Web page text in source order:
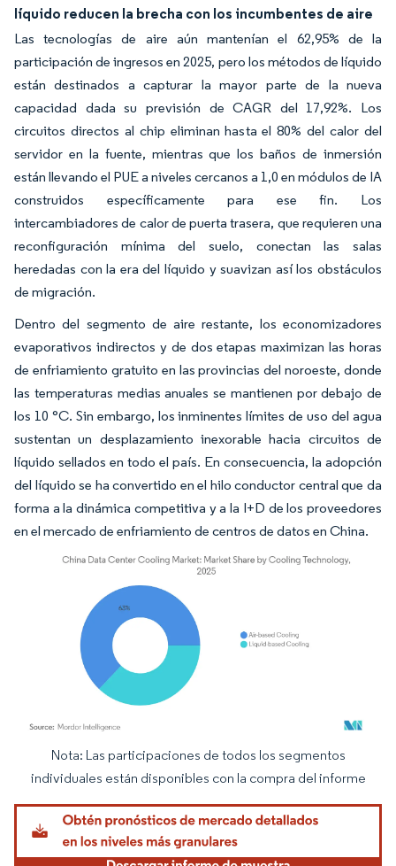
líquido reducen la brecha con los incumbentes de aire
Las tecnologías de aire aún mantenían el 62,95% de la
participación de ingresos en 2025, pero los métodos de líquido
están destinados a capturar la mayor parte de la nueva
capacidad dada su previsión de CAGR del 17,92%. Los
circuitos directos al chip eliminan hasta el 80% del calor del
servidor en la fuente, mientras que los baños de inmersión
están llevando el PUE a niveles cercanos a 1,0 en módulos de IA
construidos específicamente para ese fin. Los
intercambiadores de calor de puerta trasera, que requieren una
reconfiguración mínima del suelo, conectan las salas
heredadas con la era del líquido y suavizan así los obstáculos
de migración.
Dentro del segmento de aire restante, los economizadores
evaporativos indirectos y de dos etapas maximizan las horas
de enfriamiento gratuito en las provincias del noroeste, donde
las temperaturas medias anuales se mantienen por debajo de
los 10 °C. Sin embargo, los inminentes límites de uso del agua
sustentan un desplazamiento inexorable hacia circuitos de
líquido sellados en todo el país. En consecuencia, la adopción
del líquido se ha convertido en el hilo conductor central que da
forma a la dinámica competitiva y a la I+D de los proveedores
en el mercado de enfriamiento de centros de datos en China.
Imagen © Mordor Intelligence. El uso requiere atribución según CC BY 4.0.
Nota: Las participaciones de todos los segmentos
individuales están disponibles con la compra del informe